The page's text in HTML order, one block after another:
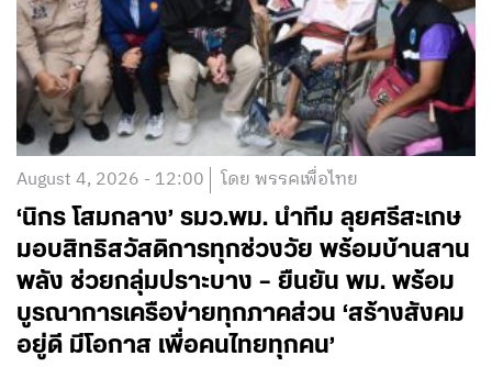
August 4, 2026 - 12:00 โดย พรรคเพื่อไทย
‘นิกร โสมกลาง’ รมว.พม. นำทีม ลุยศรีสะเกษ
มอบสิทธิสวัสดิการทุกช่วงวัย พร้อมบ้านสาน
พลัง ช่วยกลุ่มปราะบาง – ยืนยัน พม. พร้อม
บูรณาการเครือข่ายทุกภาคส่วน ‘สร้างสังคม
อยู่ดี มีโอกาส เพื่อคนไทยทุกคน’